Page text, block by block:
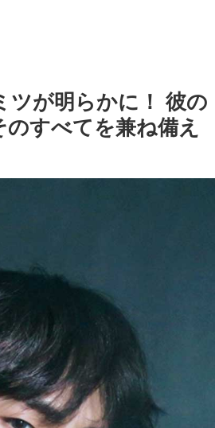
ツが明らかに！ 彼の
すべてを兼ね備え